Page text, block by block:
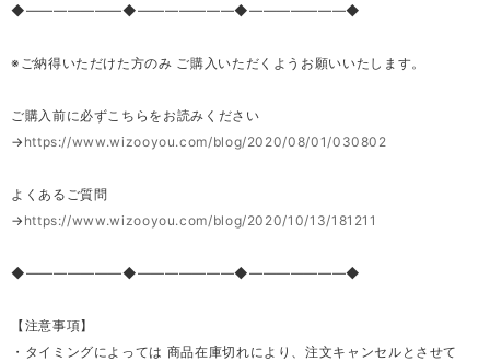
◆―――――――◆―――――――◆―――――――◆
※ご納得いただけた方のみ ご購入いただくようお願いいたします。
ご購入前に必ずこちらをお読みください
→ https://www.wizooyou.com/blog/2020/08/01/030802
よくあるご質問
→ https://www.wizooyou.com/blog/2020/10/13/181211
◆―――――――◆―――――――◆―――――――◆
【注意事項】
・タイミングによっては 商品在庫切れにより、注文キャンセルとさせて